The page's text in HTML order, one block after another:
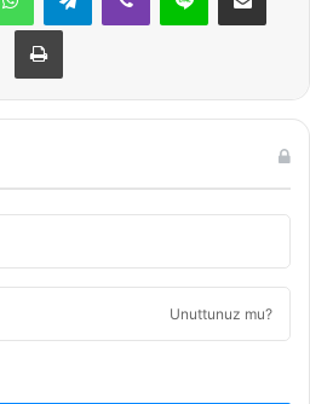
Yazdır
Unuttunuz mu?